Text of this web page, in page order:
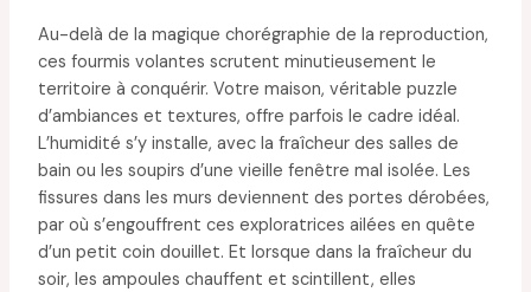
Au-delà de la magique chorégraphie de la reproduction,
ces fourmis volantes scrutent minutieusement le
territoire à conquérir. Votre maison, véritable puzzle
d’ambiances et textures, offre parfois le cadre idéal.
L’humidité s’y installe, avec la fraîcheur des salles de
bain ou les soupirs d’une vieille fenêtre mal isolée. Les
fissures dans les murs deviennent des portes dérobées,
par où s’engouffrent ces exploratrices ailées en quête
d’un petit coin douillet. Et lorsque dans la fraîcheur du
soir, les ampoules chauffent et scintillent, elles